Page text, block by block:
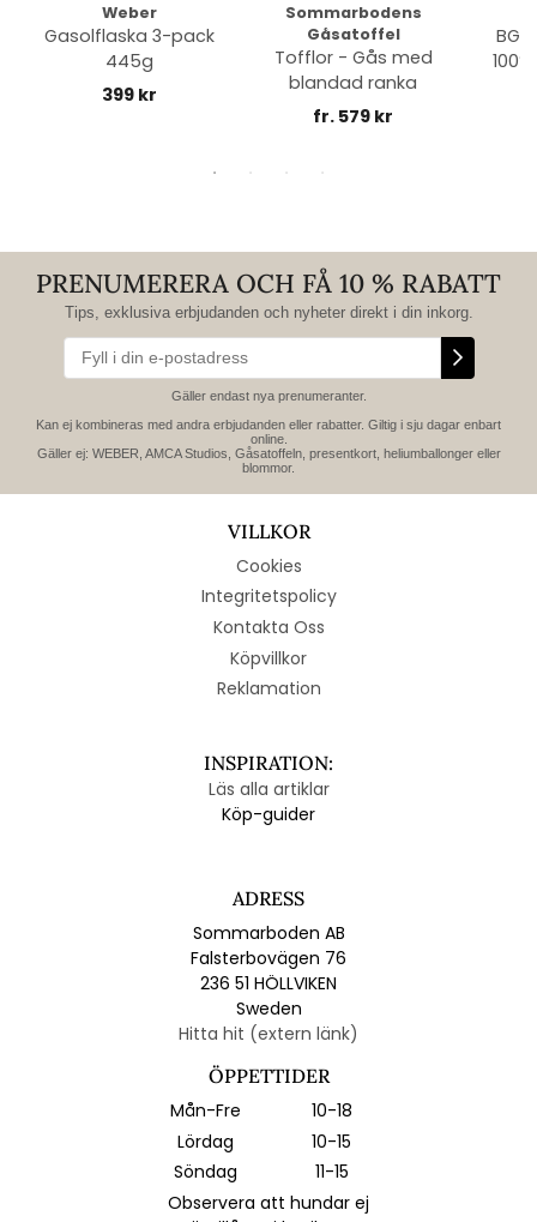
Weber
Gasolflaska 3-pack
445g
399 kr
Sommarbodens
Gåsatoffel
Tofflor - Gås med
blandad ranka
fr. 579 kr
PRENUMERERA OCH FÅ 10 % RABATT
Tips, exklusiva erbjudanden och nyheter direkt i din inkorg.
Gäller endast nya prenumeranter.
Kan ej kombineras med andra erbjudanden eller rabatter. Giltig i sju dagar enbart
online.
Gäller ej: WEBER, AMCA Studios, Gåsatoffeln, presentkort, heliumballonger eller
blommor.
VILLKOR
Cookies
Integritetspolicy
Kontakta Oss
Köpvillkor
Reklamation
INSPIRATION:
Läs alla artiklar
Köp-guider
ADRESS
Sommarboden AB
Falsterbovägen 76
236 51 HÖLLVIKEN
Sweden
Hitta hit (extern länk)
ÖPPETTIDER
Mån-Fre
10-18
Lördag
10-15
Söndag
11-15
Observera att hundar ej